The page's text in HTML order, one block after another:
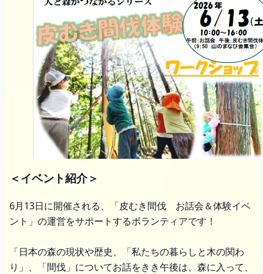
＜イベント紹介＞
6月13日に開催される、「皮むき間伐 お話会＆体験イベ
ント」の運営をサポートするボランティアです！
「日本の森の現状や歴史、「私たちの暮らしと木の関わ
り」、「間伐」についてお話をきき午後は、森に入って、